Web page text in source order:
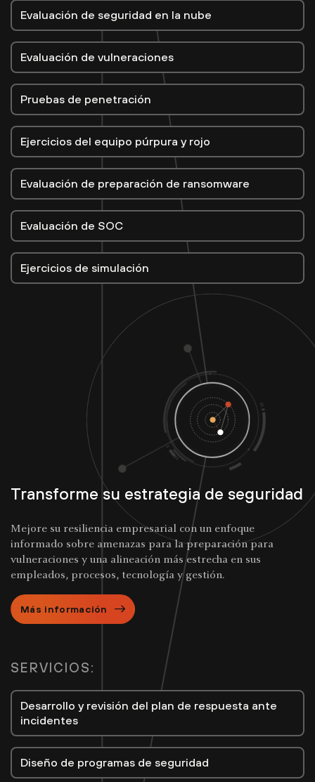
Evaluación de seguridad en la nube
Evaluación de vulneraciones
Pruebas de penetración
Ejercicios del equipo púrpura y rojo
Evaluación de preparación de ransomware
Evaluación de SOC
Ejercicios de simulación
Transforme su estrategia de seguridad
Mejore su resiliencia empresarial con un enfoque
informado sobre amenazas para la preparación para
vulneraciones y una alineación más estrecha en sus
empleados, procesos, tecnología y gestión.
Más información
SERVICIOS:
Desarrollo y revisión del plan de respuesta ante
incidentes
Diseño de programas de seguridad